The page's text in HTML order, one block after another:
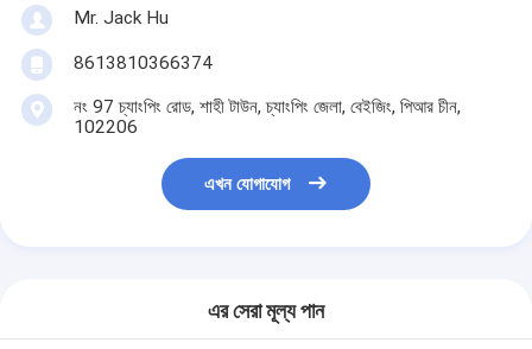
Mr. Jack Hu
8613810366374
নং 97 চ্যাংপিং রোড, শাহী টাউন, চ্যাংপিং জেলা, বেইজিং, পিআর চীন,
102206
এখন যোগাযোগ
এর সেরা মূল্য পান